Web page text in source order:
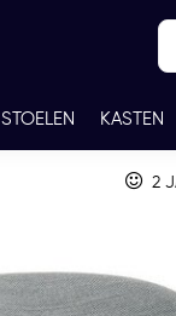
STOELEN KASTEN
WERKBLADKLEUREN
2